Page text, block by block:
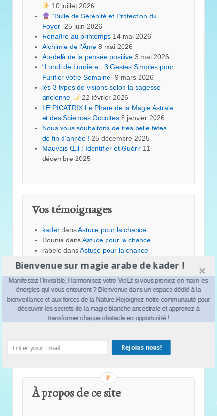
10 juillet 2026
“Bulle de Sérénité et Protection du
Foyer” 25 juin 2026
Renaître au printemps 14 mai 2026
Alchimie de l’Âme 8 mai 2026
Au-delà de la pensée positive 3 mai 2026
“Lundi de Lumière : 3 Gestes Simples pour
Purifier votre Semaine” 9 mars 2026
les 3 types de visions selon la sagesse
ancienne
22 février 2026
LE PICATRIX Le Phare de la Magie Astrale
et des Sciences Occultes 8 janvier 2026
Nous vous souhaitons de très belle fêtes
de fin d’année ! 25 décembre 2025
Mauvais Œil : Identifier et Guérir 11
décembre 2025
Vos témoignages
kader dansAstuce pour la chance
Dounia dansAstuce pour la chance
rabele dansAstuce pour la chance
Astuce pour la chance
ismadansAstuce pour la chance
melinaSdansAstuce pour la chance
kaderdansLa magie en 2024
SalimdansLa magie en 2024
kaderdansComment avoir de la chance ?
perledansComment avoir de la chance ?
simplement
À propos de ce site
Bienvenue sur magie arabe de kader !
Manifestez l'Invisible, Harmonisez votre VieEt si vous preniez en main les
énergies qui vous entourent ? Bienvenue dans un espace dédié à la
bienveillance et aux forces de la Nature.Rejoignez notre communauté pour
découvrir les secrets de la magie blanche ancestrale et apprenez à
transformer chaque obstacle en opportunité !
Rejoins nous!